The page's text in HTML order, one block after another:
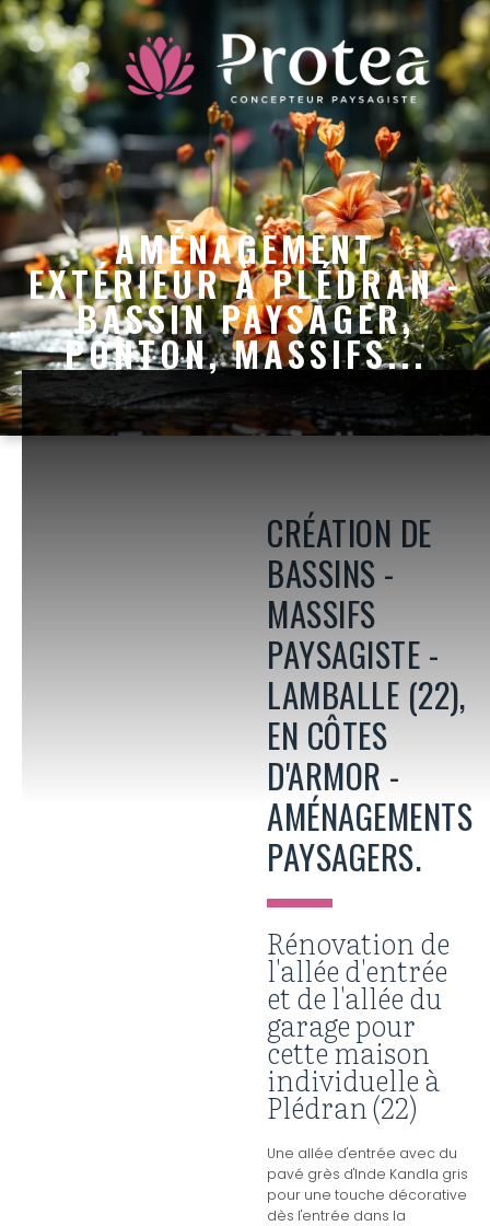
AMÉNAGEMENT
EXTÉRIEUR À PLÉDRAN -
BASSIN PAYSAGER,
PONTON, MASSIFS...
CRÉATION DE
BASSINS -
MASSIFS
PAYSAGISTE -
LAMBALLE (22),
EN CÔTES
D'ARMOR -
AMÉNAGEMENTS
PAYSAGERS.
Rénovation de
l'allée d'entrée
et de l'allée du
garage pour
cette maison
individuelle à
Plédran (22)
Une allée d'entrée avec du
pavé grès d'Inde Kandla gris
pour une touche décorative
dès l'entrée dans la